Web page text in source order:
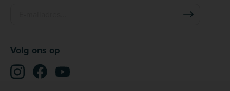
Volg ons op